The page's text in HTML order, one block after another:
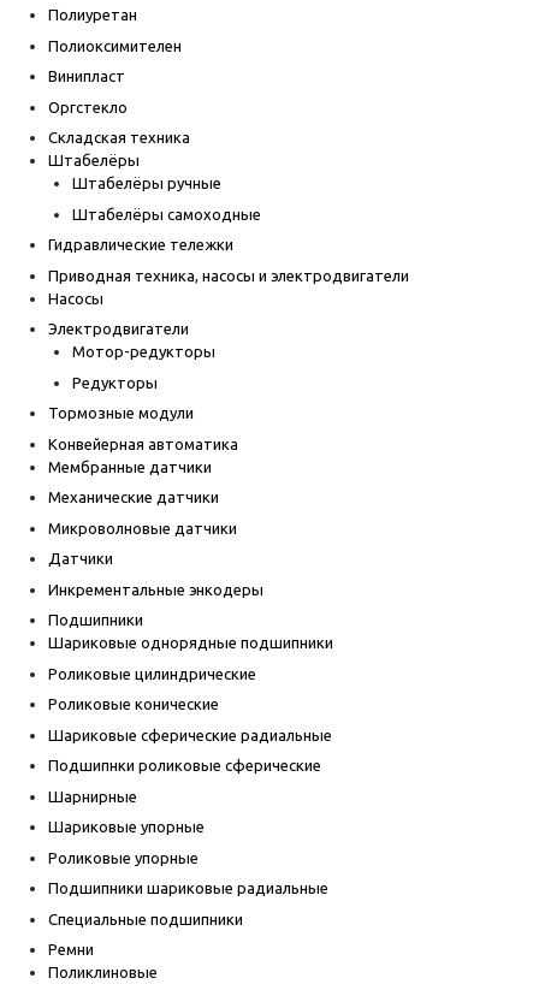
Полиуретан
Полиоксимителен
Винипласт
Оргстекло
Складская техника
Штабелёры
Штабелёры ручные
Штабелёры самоходные
Гидравлические тележки
Приводная техника, насосы и электродвигатели
Насосы
Электродвигатели
Мотор-редукторы
Редукторы
Тормозные модули
Конвейерная автоматика
Мембранные датчики
Механические датчики
Микроволновые датчики
Датчики
Инкрементальные энкодеры
Подшипники
Шариковые однорядные подшипники
Роликовые цилиндрические
Роликовые конические
Шариковые сферические радиальные
Подшипнки роликовые сферические
Шарнирные
Шариковые упорные
Роликовые упорные
Подшипники шариковые радиальные
Специальные подшипники
Ремни
Поликлиновые